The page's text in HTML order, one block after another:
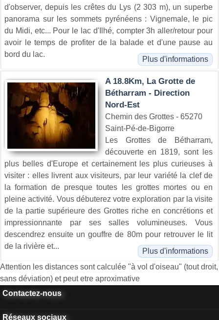
d'observer, depuis les crêtes du Lys (2 303 m), un superbe
panorama sur les sommets pyrénéens : Vignemale, le pic
du Midi, etc... Pour le lac d'Ilhé, compter 3h aller/retour pour
avoir le temps de profiter de la balade et d'une pause au
bord du lac.
Plus d'informations
A 18.8Km, La Grotte de
Bétharram - Direction
Nord-Est
Chemin des Grottes - 65270
Saint-Pé-de-Bigorre
Les Grottes de Bétharram,
découverte en 1819, sont les
plus belles d'Europe et certainement les plus curieuses à
visiter : elles livrent aux visiteurs, par leur variété la clef de
la formation de presque toutes les grottes mortes ou en
pleine activité. Vous débuterez votre exploration par la visite
de la partie supérieure des Grottes riche en concrétions et
impressionnante par ses salles volumineuses. Vous
descendrez ensuite un gouffre de 80m pour retrouver le lit
de la rivière et...
Plus d'informations
Attention les distances sont calculée "à vol d'oiseau" (tout droit,
sans déviation) et peut etre aproximative
Contactez-nous
Réseaux sociaux